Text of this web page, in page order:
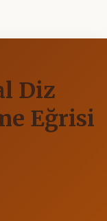
Diz
Eğrisi